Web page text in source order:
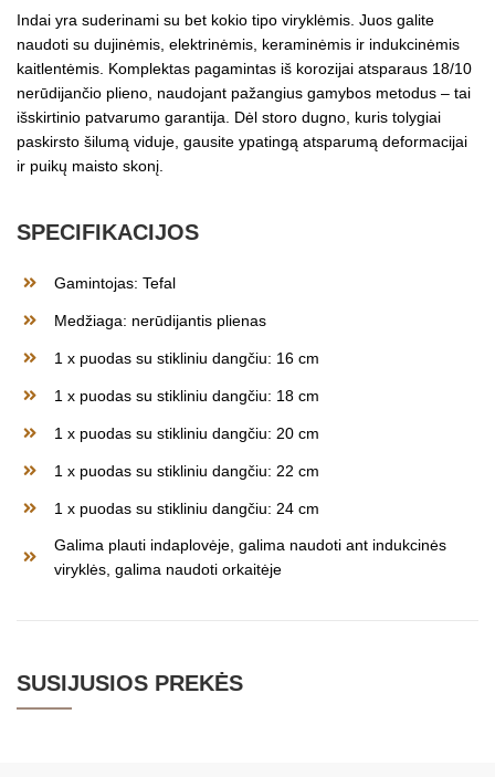
Indai yra suderinami su bet kokio tipo viryklėmis. Juos galite
naudoti su dujinėmis, elektrinėmis, keraminėmis ir indukcinėmis
kaitlentėmis. Komplektas pagamintas iš korozijai atsparaus 18/10
nerūdijančio plieno, naudojant pažangius gamybos metodus – tai
išskirtinio patvarumo garantija. Dėl storo dugno, kuris tolygiai
paskirsto šilumą viduje, gausite ypatingą atsparumą deformacijai
ir puikų maisto skonį.
SPECIFIKACIJOS
Gamintojas: Tefal
Medžiaga: nerūdijantis plienas
1 x puodas su stikliniu dangčiu: 16 cm
1 x puodas su stikliniu dangčiu: 18 cm
1 x puodas su stikliniu dangčiu: 20 cm
1 x puodas su stikliniu dangčiu: 22 cm
1 x puodas su stikliniu dangčiu: 24 cm
Galima plauti indaplovėje, galima naudoti ant indukcinės
viryklės, galima naudoti orkaitėje
SUSIJUSIOS PREKĖS